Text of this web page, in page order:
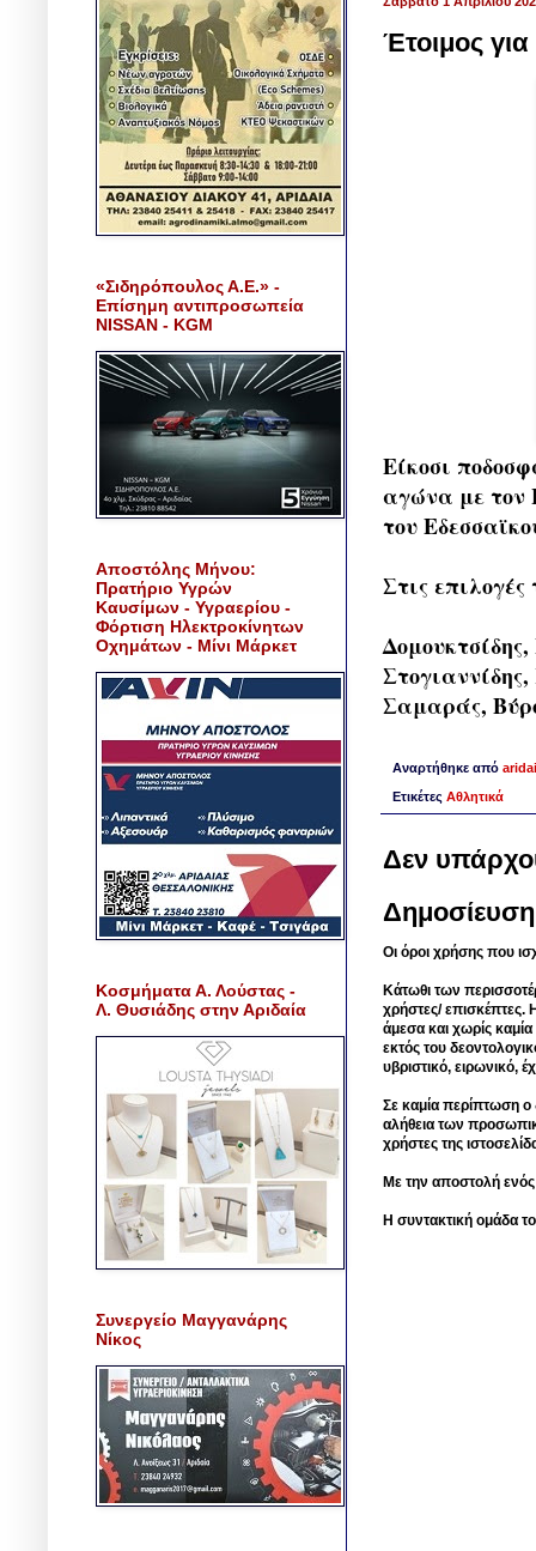
Έτοιμος
Είκοσι
αγώνα με τον
του
Στις
Σαμαράς,
Αναρτήθηκε από
Ετικέτες Αθλητικά
Δεν
Οι όροι χρήσης που
Κάτωθι των
χρήστες/ επισκέπτες.
άμεσα και χωρίς
εκτός του
υβριστικό, ειρωνικό,
Σε καμία περίπτωση ο
αλήθεια των
χρήστες της
Με την αποστολή
Η συντακτική ομάδα
«Σιδηρόπουλος Α.Ε.» -
Επίσημη αντιπροσωπεία
NISSAN - KGM
Αποστόλης Μήνου:
Πρατήριο Υγρών
Καυσίμων - Υγραερίου -
Φόρτιση Ηλεκτροκίνητων
Οχημάτων - Μίνι Μάρκετ
Κοσμήματα Α. Λούστας -
Λ. Θυσιάδης στην Αριδαία
Συνεργείο Μαγγανάρης
Νίκος